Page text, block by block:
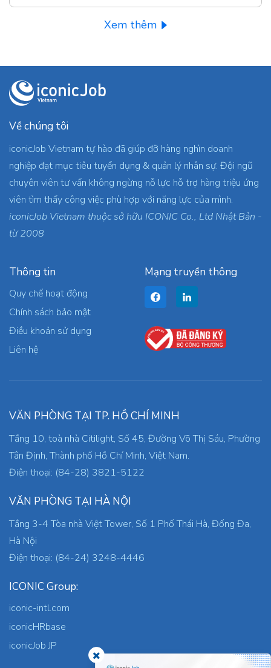
Xem thêm
Về chúng tôi
iconicJob Vietnam tự hào đã giúp đỡ hàng nghìn doanh
nghiệp đạt mục tiêu tuyển dụng & quản lý nhân sự. Đội ngũ
chuyên viên tư vấn không ngừng nỗ lực hỗ trợ hàng triệu ứng
viên tìm thấy công việc phù hợp với năng lực của mình.
iconicJob Vietnam thuộc sở hữu ICONIC Co., Ltd Nhật Bản -
từ 2008
Thông tin
Quy chế hoạt động
Chính sách bảo mật
Điều khoản sử dụng
Liên hệ
Mạng truyền thông
VĂN PHÒNG TẠI TP. HỒ CHÍ MINH
Tầng 10, toà nhà Citilight, Số 45, Đường Võ Thị Sáu, Phường
Tân Định, Thành phố Hồ Chí Minh, Việt Nam.
Điện thoại: (84-28) 3821-5122
VĂN PHÒNG TẠI HÀ NỘI
Tầng 3-4 Tòa nhà Việt Tower, Số 1 Phố Thái Hà, Đống Đa,
Hà Nội
Điện thoại: (84-24) 3248-4446
ICONIC Group:
iconic-intl.com
iconicHRbase
iconicJob JP